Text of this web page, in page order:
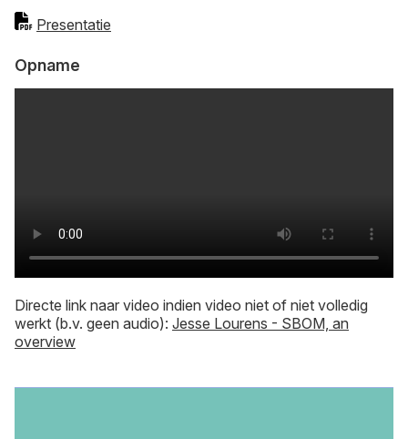
Presentatie
Opname
Directe link naar video indien video niet of niet volledig
werkt (b.v. geen audio): Jesse Lourens - SBOM, an
overview